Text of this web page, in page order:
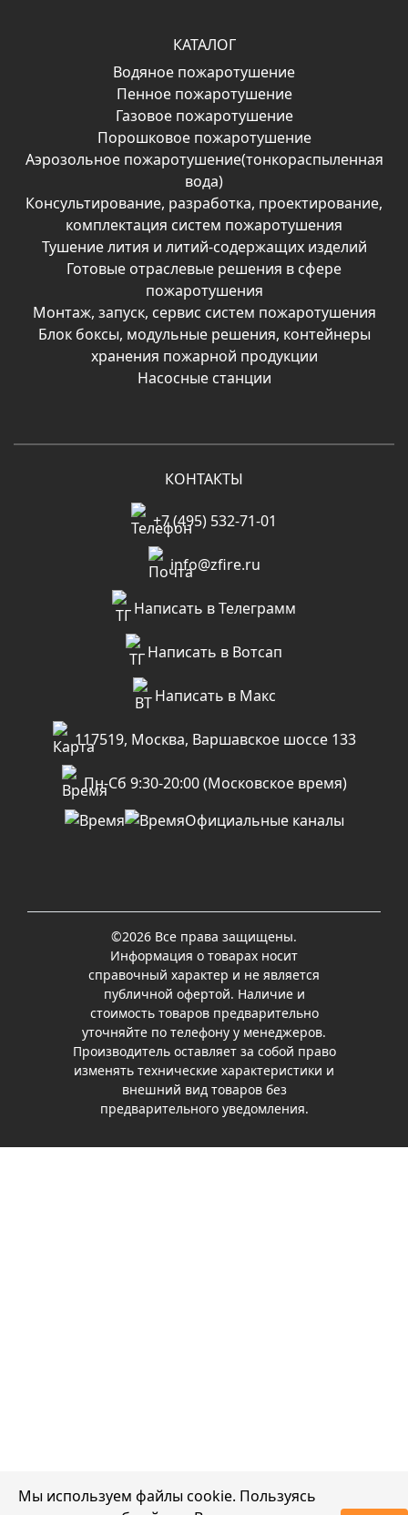
КАТАЛОГ
Водяное пожаротушение
Пенное пожаротушение
Газовое пожаротушение
Порошковое пожаротушение
Аэрозольное пожаротушение(тонкораспыленная
вода)
Консультирование, разработка, проектирование,
комплектация систем пожаротушения
Тушение лития и литий-содержащих изделий
Готовые отраслевые решения в сфере
пожаротушения
Монтаж, запуск, сервис систем пожаротушения
Блок боксы, модульные решения, контейнеры
хранения пожарной продукции
Насосные станции
КОНТАКТЫ
+7 (495) 532-71-01
info@zfire.ru
Написать в Телеграмм
Написать в Вотсап
Написать в Макс
117519, Москва, Варшавское шоссе 133
Пн-Сб 9:30-20:00 (Московское время)
Официальные каналы
©2026 Все права защищены.
Информация о товарах носит
справочный характер и не является
публичной офертой. Наличие и
стоимость товаров предварительно
уточняйте по телефону у менеджеров.
Производитель оставляет за собой право
изменять технические характеристики и
внешний вид товаров без
предварительного уведомления.
Мы используем файлы cookie. Пользуясь